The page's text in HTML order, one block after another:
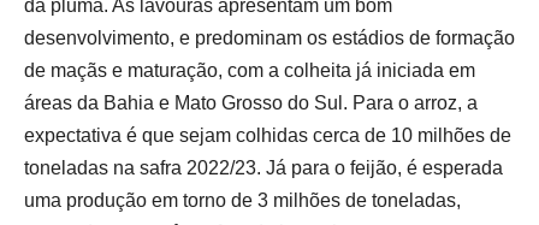
da pluma. As lavouras apresentam um bom
desenvolvimento, e predominam os estádios de formação
de maçãs e maturação, com a colheita já iniciada em
áreas da Bahia e Mato Grosso do Sul. Para o arroz, a
expectativa é que sejam colhidas cerca de 10 milhões de
toneladas na safra 2022/23. Já para o feijão, é esperada
uma produção em torno de 3 milhões de toneladas,